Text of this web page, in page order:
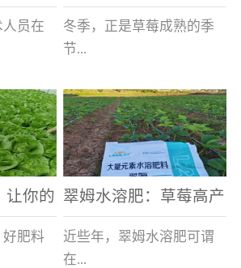
员在
地许多
量占多
土壤板
壤差，
植户指名要使用
冬季，正是草莓成熟的季
节...
，也是山东窦大哥开心的
时刻，从一大早接到收购
商的电话，就开始在草莓
大棚里忙碌。为什么窦大
哥家的草...
让你的
题肥料
翠姆水溶肥：草莓高产
的好帮手
近些年，翠姆水溶肥可谓
在...